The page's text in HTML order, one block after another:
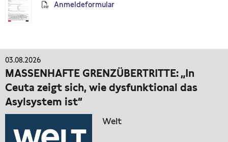
Anmeldeformular
03.08.2026
MASSENHAFTE GRENZÜBERTRITTE: „In
Ceuta zeigt sich, wie dysfunktional das
Asylsystem ist“
Welt